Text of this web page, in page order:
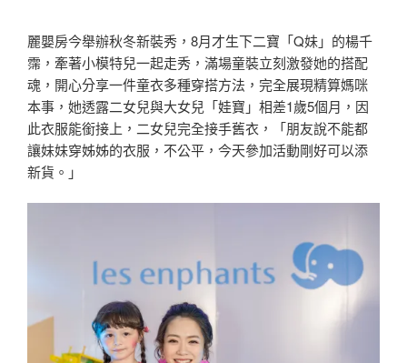
麗嬰房今舉辦秋冬新裝秀，8月才生下二寶「Q妹」的楊千
霈，牽著小模特兒一起走秀，滿場童裝立刻激發她的搭配
魂，開心分享一件童衣多種穿搭方法，完全展現精算媽咪
本事，她透露二女兒與大女兒「娃寶」相差1歲5個月，因
此衣服能銜接上，二女兒完全接手舊衣，「朋友說不能都
讓妹妹穿姊姊的衣服，不公平，今天參加活動剛好可以添
新貨。」